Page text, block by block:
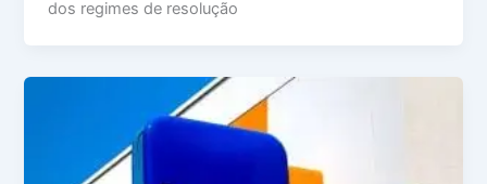
dos regimes de resolução